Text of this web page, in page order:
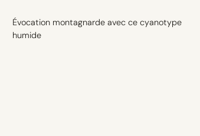
Évocation montagnarde avec ce cyanotype
humide